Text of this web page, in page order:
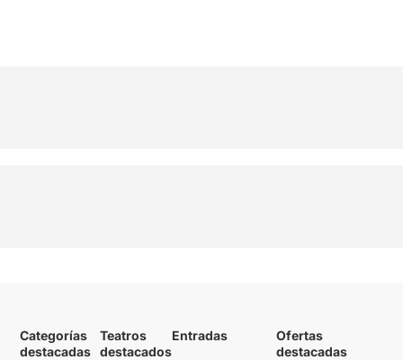
Categorías
destacadas
Teatros
destacados
Entradas
Ofertas
destacadas